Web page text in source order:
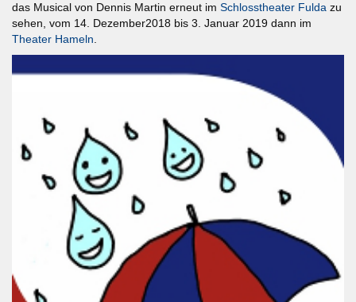
das Musical von Dennis Martin erneut im Schlosstheater Fulda zu
sehen, vom 14. Dezember2018 bis 3. Januar 2019 dann im
Theater Hameln